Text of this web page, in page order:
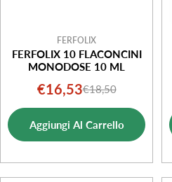
FERFOLIX
FERFOLIX 10 FLACONCINI
MONODOSE 10 ML
Prezzo
di
vendita
€16,53Prezzo
normale
€18,50
Aggiungi Al Carrello